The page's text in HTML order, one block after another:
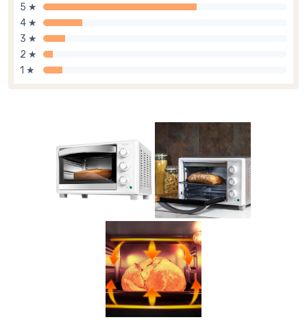
5 ★
4 ★
3 ★
2 ★
1 ★